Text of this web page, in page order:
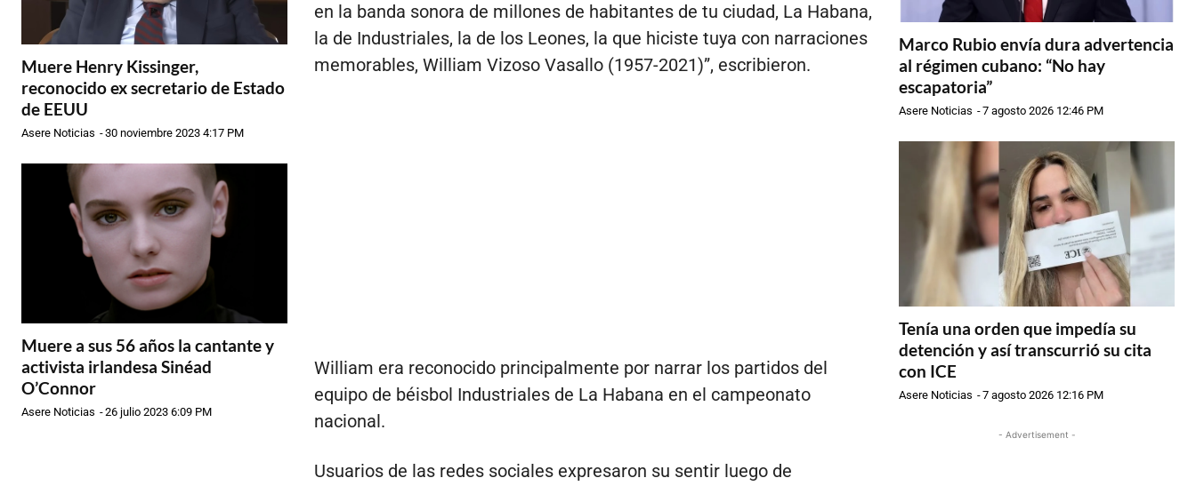
Muere Henry Kissinger,
reconocido ex secretario de Estado
de EEUU
Asere Noticias -30 noviembre 2023 4:17 PM
Muere a sus 56 años la cantante y
activista irlandesa Sinéad
O’Connor
Asere Noticias -26 julio 2023 6:09 PM
en la banda sonora de millones de habitantes de tu ciudad, La Habana,
la de Industriales, la de los Leones, la que hiciste tuya con narraciones
memorables, William Vizoso Vasallo (1957-2021)”, escribieron.
William era reconocido principalmente por narrar los partidos del
equipo de béisbol Industriales de La Habana en el campeonato
nacional.
Usuarios de las redes sociales expresaron su sentir luego de
Marco Rubio envía dura advertencia
al régimen cubano: “No hay
escapatoria”
Asere Noticias -7 agosto 2026 12:46 PM
Tenía una orden que impedía su
detención y así transcurrió su cita
con ICE
Asere Noticias -7 agosto 2026 12:16 PM
- Advertisement -